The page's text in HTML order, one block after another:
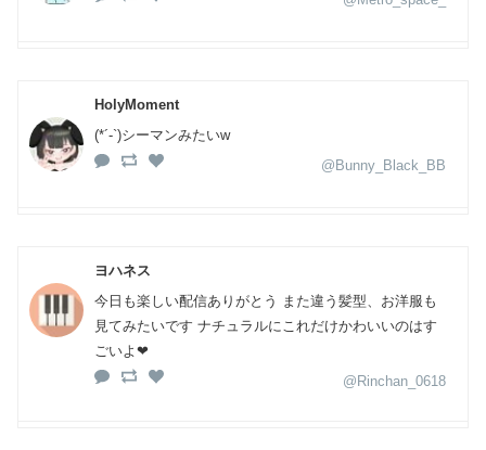
HolyMoment
(*´-`)シーマンみたいw
@Bunny_Black_BB
ヨハネス
今日も楽しい配信ありがとう また違う髪型、お洋服も
見てみたいです ナチュラルにこれだけかわいいのはす
ごいよ❤
@Rinchan_0618